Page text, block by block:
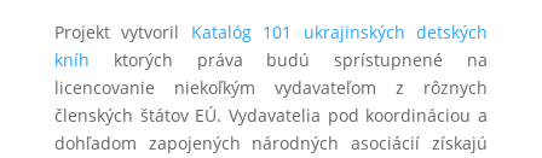
Projekt vytvoril Katalóg 101 ukrajinských detských
kníh ktorých práva budú sprístupnené na
licencovanie niekoľkým vydavateľom z rôznych
členských štátov EÚ. Vydavatelia pod koordináciou a
dohľadom zapojených národných asociácií získajú